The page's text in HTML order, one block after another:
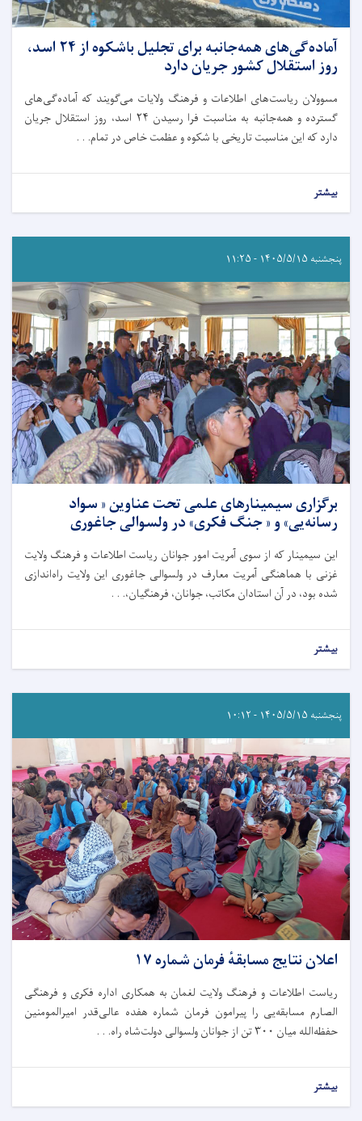
آماده‌گی‌‌های همه‌جانبه برای تجلیل باشکوه از ۲۴ اسد،
روز استقلال کشور جریان دارد
مسوولان ریاست‌های اطلاعات و فرهنگ ولایات می‌گویند که آماده‌گی‌های
گسترده و همه‌جانبه به مناسبت فرا رسیدن ۲۴ اسد، روز استقلال جریان
دارد که این مناسبت تاریخی با شکوه و عظمت خاص در تمام. . .
بیشتر
پنجشنبه ۱۴۰۵/۵/۱۵ - ۱۱:۲۵
برگزاری سیمینار‌های علمی تحت عناوین « سواد
رسانه‌یی» و « جنگ فکری» در ولسوالی جاغوری
این سیمینار که از سوی آمریت امور جوانان ریاست اطلاعات و فرهنگ ولایت
غزنی با هماهنگی آمریت معارف در ولسوالی جاغوری این ولایت راه‌اندازی
شده بود، در آن استادان مکاتب، جوانان، فرهنگیان،. . .
بیشتر
پنجشنبه ۱۴۰۵/۵/۱۵ - ۱۰:۱۲
اعلان نتایج مسابقهٔ فرمان شماره ۱۷
ریاست اطلاعات و فرهنگ ولایت لغمان به همکاری اداره فکری و فرهنگی
الصارم مسابقه‌یی را پیرامون فرمان شماره هفده عالی‌قدر امیرالمومنین
حفظه‌الله میان ۳۰۰ تن از جوانان ولسوالی دولت‌شاه راه. . .
بیشتر